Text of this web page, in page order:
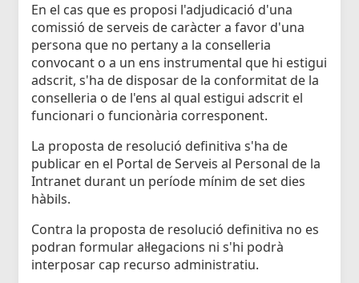
En el cas que es proposi l'adjudicació d'una
comissió de serveis de caràcter a favor d'una
persona que no pertany a la conselleria
convocant o a un ens instrumental que hi estigui
adscrit, s'ha de disposar de la conformitat de la
conselleria o de l'ens al qual estigui adscrit el
funcionari o funcionària corresponent.
La proposta de resolució definitiva s'ha de
publicar en el Portal de Serveis al Personal de la
Intranet durant un període mínim de set dies
hàbils.
Contra la proposta de resolució definitiva no es
podran formular al·legacions ni s'hi podrà
interposar cap recurso administratiu.